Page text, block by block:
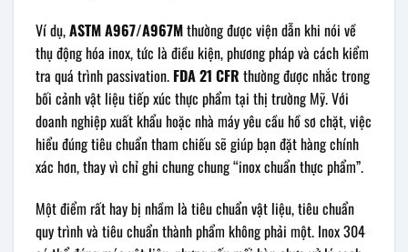
Ví dụ,ASTM A967/A967Mthường được viện dẫn khi nói về
thụ động hóa inox, tức là điều kiện, phương pháp và cách kiểm
tra quá trình passivation. FDA 21 CFR thường được nhắc trong
bối cảnh vật liệu tiếp xúc thực phẩm tại thị trường Mỹ. Với
doanh nghiệp xuất khẩu hoặc nhà máy yêu cầu hồ sơ chặt, việc
hiểu đúng tiêu chuẩn tham chiếu sẽ giúp bạn đặt hàng chính
xác hơn, thay vì chỉ ghi chung chung “inox chuẩn thực phẩm”.
Một điểm rất hay bị nhầm là tiêu chuẩn vật liệu, tiêu chuẩn
quy trình và tiêu chuẩn thành phẩm không phải một. Inox 304